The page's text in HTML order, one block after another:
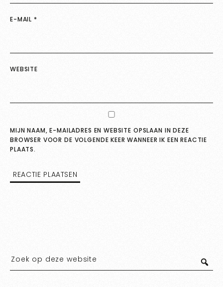
E-MAIL *
WEBSITE
MIJN NAAM, E-MAILADRES EN WEBSITE OPSLAAN IN DEZE
BROWSER VOOR DE VOLGENDE KEER WANNEER IK EEN REACTIE
PLAATS.